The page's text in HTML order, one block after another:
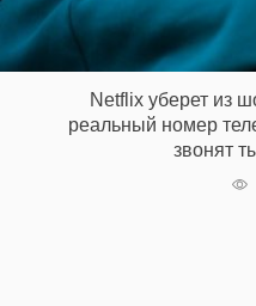
Netflix уберет из
реальный номер
звонят